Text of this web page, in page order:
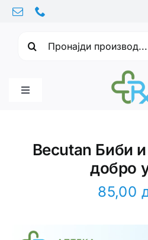
Skip
content
Toggle
Becutan Биби и
добро
85,00